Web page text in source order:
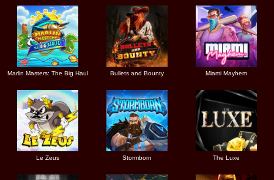
Marlin Masters: The Big Haul Bullets and Bounty Miami Mayhem
Le Zeus Stormborn The Luxe